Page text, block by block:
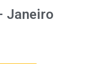
Janeiro